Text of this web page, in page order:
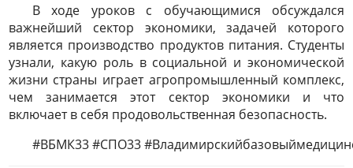
В ходе уроков с обучающимися обсуждался
важнейший сектор экономики, задачей которого
является производство продуктов питания. Студенты
узнали, какую роль в социальной и экономической
жизни страны играет агропромышленный комплекс,
чем занимается этот сектор экономики и что
включает в себя продовольственная безопасность.
#ВБМК33 #СПО33